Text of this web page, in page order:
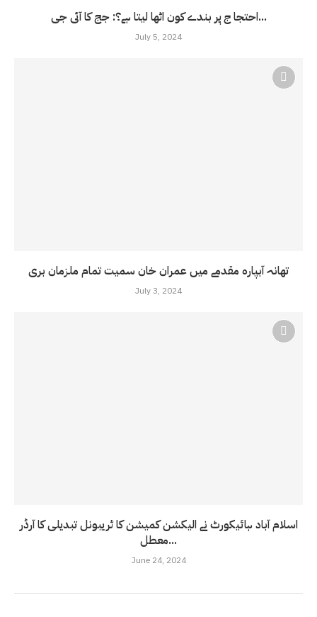
احتجا ج پر بندے کون اٹھا لیتا ہے؟: جج کا آئی جی...
July 5, 2024
تھانہ آبپارہ مقدمے میں عمران خان سمیت تمام ملزمان بری
July 3, 2024
اسلام آباد ہائیکورٹ نے الیکشن کمیشن کا ٹریبونل تبدیلی کا آرڈر
معطل...
June 24, 2024